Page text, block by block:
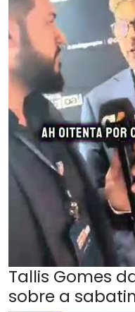
Tallis Gomes
sobre a